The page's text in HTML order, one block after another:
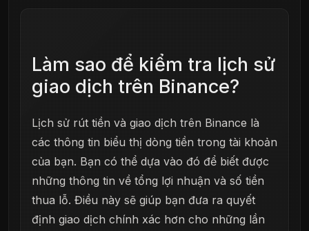
Làm sao để kiểm tra lịch sử
giao dịch trên Binance?
Lịch sử rút tiền và giao dịch trên Binance là
các thông tin biểu thị dòng tiền trong tài khoản
của bạn. Bạn có thể dựa vào đó để biết được
những thông tin về tổng lợi nhuận và số tiền
thua lỗ. Điều này sẽ giúp bạn đưa ra quyết
định giao dịch chính xác hơn cho những lần